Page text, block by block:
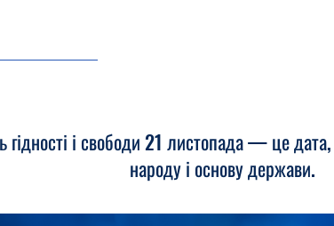
гідності і свободи 21 листопада — це
народу і основу держави.